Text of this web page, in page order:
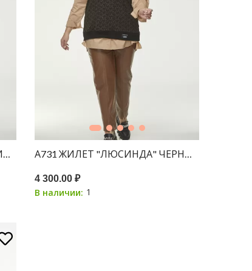
ПРИНТ ПЬЕ-ДЕ-ПУЛЬ
А731 ЖИЛЕТ "ЛЮСИНДА" ЧЕРНЫЙ ПРИНТ
4 300.00 ₽
В наличии: 1